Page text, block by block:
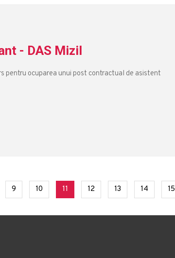
- DAS Mizil
pentru ocuparea unui post contractual de asistent
9 (current)
10 (current)
11 (current)
12 (current)
13 (current)
14 (current)
15